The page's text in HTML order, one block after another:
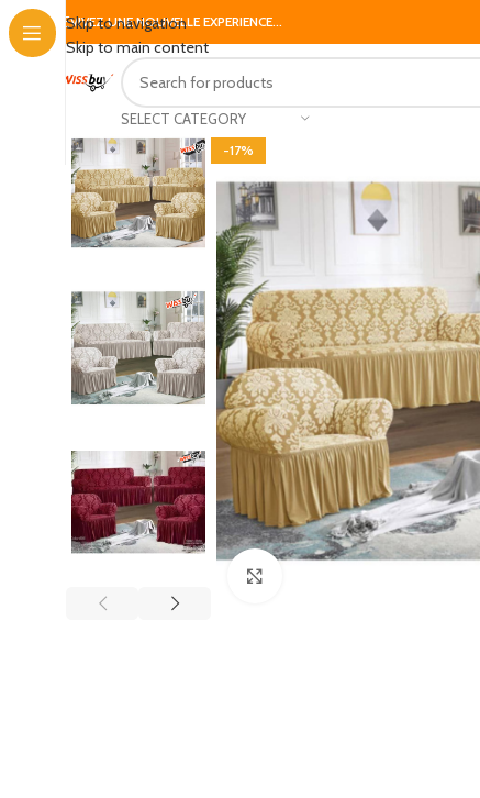
Skip to navigation
Skip to main content
VIVEZ UNE NOUVELLE EXPERIENCE...
SELECT CATEGORY
-17%